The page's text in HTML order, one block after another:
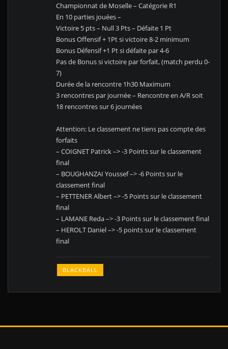
Championnat de Moselle – Catégorie R1
En 10 parties jouées –
Victoire 5 pts – Null 3 Pts – Défaite 1 Pt
Bonus Offensif + 1Pt si victoire 8-2 minimum
Bonus Défensif +1 Pt si défaite par 4-6
Pas de Bonus si victoire par forfait, (match perdu 0-
7)
Durée de la rencontre 1h30 Maximum
3 rencontres par journée – Rencontre en A/R soit
18 rencontres sur 6 journées
Attention: Le classement ne tiens pas compte des
forfaits
– COIGNET Patrick –> -3 Points sur le classement
final
– BOUGHANZAI Youssef –> -6 Points sur le
classement final
– PETTENER Albert –> -5 Points sur le classement
final
– LAMANE Reda –> -3 Points sur le classement final
– HEROLT Daniel –> -5 points sur le classement
final
BLACKBALL